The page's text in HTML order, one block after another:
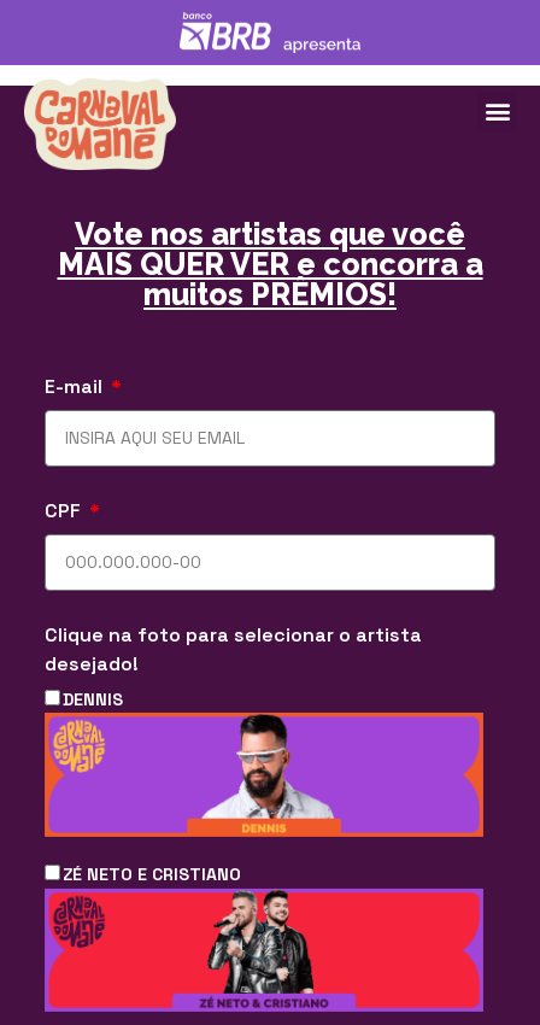
Vote nos artistas que você
MAIS QUER VER e concorra a
muitos PRÊMIOS!
E-mail
CPF
Clique na foto para selecionar o artista
desejado!
DENNIS
ZÉ NETO E CRISTIANO